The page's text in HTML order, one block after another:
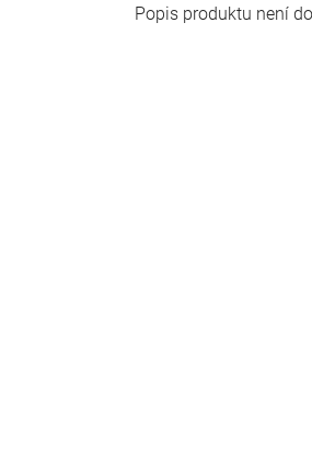
Popis produktu není